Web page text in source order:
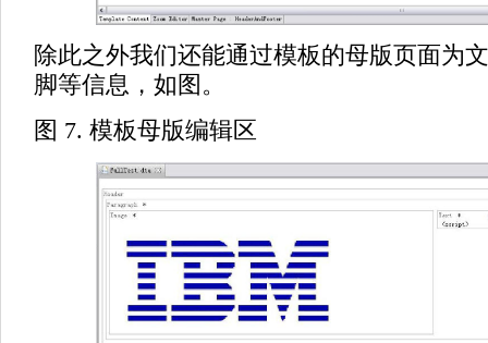
除此之外我们还能通过模板的母版页面为
脚等信息，如图。
图 7. 模板母版编辑区